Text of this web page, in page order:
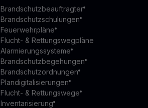
Brandschutzbeauftragter
Brandschutzschulungen
Feuerwehrpläne
Flucht- & Rettungswegpläne
Alarmierungssysteme
Brandschutzbegehungen
Brandschutzordnungen
Plandigitalisierungen
Flucht- & Rettungswege
Inventarisierung